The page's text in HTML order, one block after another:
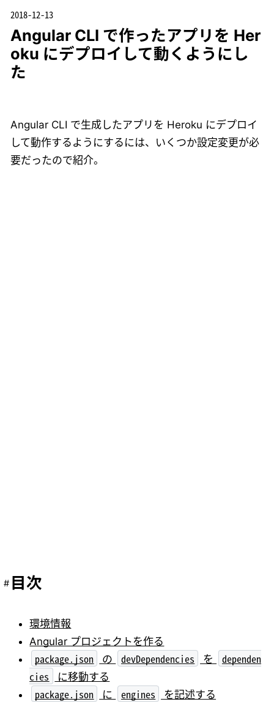
2018-12-13
Angular CLI で作ったアプリを Her
oku にデプロイして動くようにし
た
Angular CLI で生成したアプリを Heroku にデプロイ
して動作するようにするには、いくつか設定変更が必
要だったので紹介。
目次
環境情報
Angular プロジェクトを作る
package.json の devDependencies を
dependen
cies
に移動する
package.json に engines を記述する